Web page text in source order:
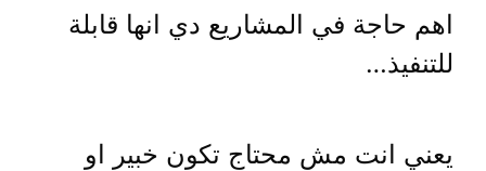
اهم حاجة في المشاريع دي انها قابلة
للتنفيذ…
يعني انت مش محتاج تكون خبير او